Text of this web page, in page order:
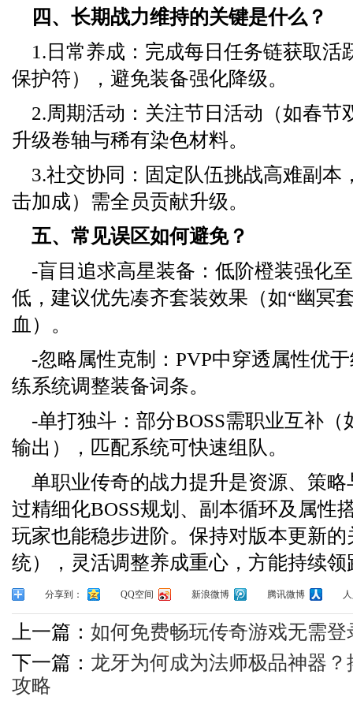
四、长期战力维持的关键是什么？
1.日常养成：完成每日任务链获取活
保护符），避免装备强化降级。
2.周期活动：关注节日活动（如春节
升级卷轴与稀有染色材料。
3.社交协同：固定队伍挑战高难副本
击加成）需全员贡献升级。
五、常见误区如何避免？
-盲目追求高星装备：低阶橙装强化
低，建议优先凑齐套装效果（如“幽冥
血）。
-忽略属性克制：PVP中穿透属性优
练系统调整装备词条。
-单打独斗：部分BOSS需职业互补（
输出），匹配系统可快速组队。
单职业传奇的战力提升是资源、策
过精细化BOSS规划、副本循环及属性
玩家也能稳步进阶。保持对版本更新
统），灵活调整养成重心，方能持续领
分享到： QQ空间 新浪微博 腾讯微博
上一篇： 如何免费畅玩传奇游戏无需登
下一篇： 龙牙为何成为法师极品神器
攻略